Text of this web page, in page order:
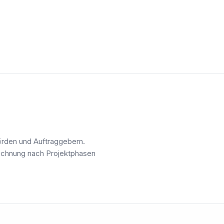
und Auftraggebern.
nach Projektphasen